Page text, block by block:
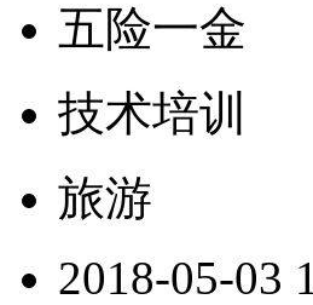
五险一金
技术培训
旅游
2018-05-03